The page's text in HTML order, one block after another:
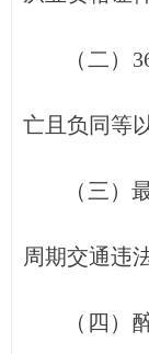
（二）36
亡且负同等
（三）最
周期交通违
（四）醉